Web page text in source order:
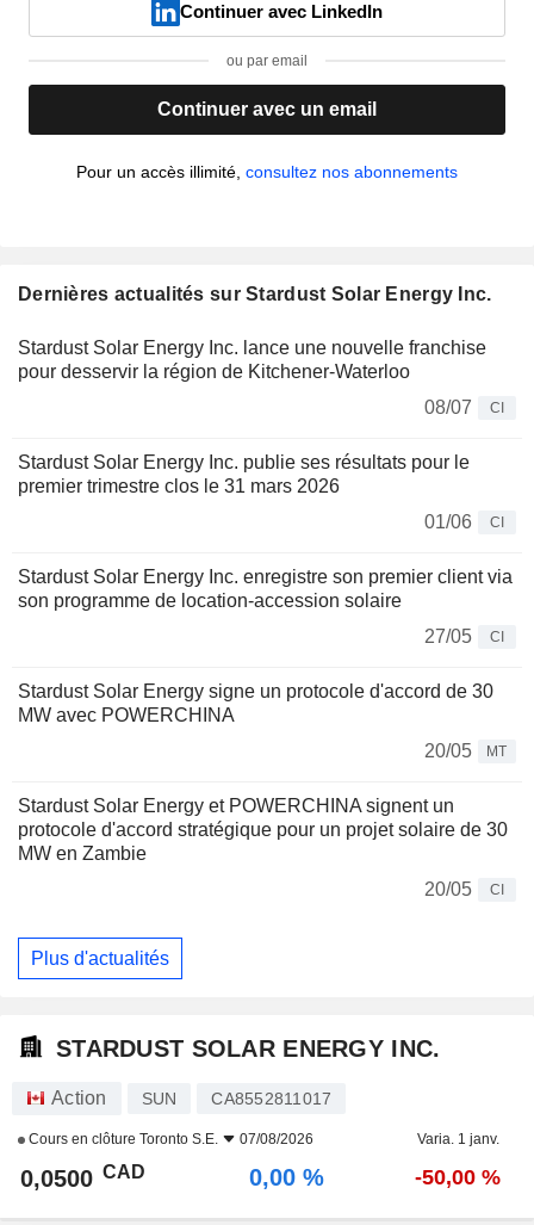
Continuer avec LinkedIn
ou par email
Continuer avec un email
Pour un accès illimité, consultez nos abonnements
Dernières actualités sur Stardust Solar Energy Inc.
Stardust Solar Energy Inc. lance une nouvelle franchise
pour desservir la région de Kitchener-Waterloo
08/07
CI
Stardust Solar Energy Inc. publie ses résultats pour le
premier trimestre clos le 31 mars 2026
01/06
CI
Stardust Solar Energy Inc. enregistre son premier client via
son programme de location-accession solaire
27/05
CI
Stardust Solar Energy signe un protocole d'accord de 30
MW avec POWERCHINA
20/05
MT
Stardust Solar Energy et POWERCHINA signent un
protocole d'accord stratégique pour un projet solaire de 30
MW en Zambie
20/05
CI
Plus d'actualités
STARDUST SOLAR ENERGY INC.
Action SUN CA8552811017
Cours en clôture Toronto S.E. 07/08/2026 Varia. 1 janv.
0,0500 CAD 0,00 % -50,00 %